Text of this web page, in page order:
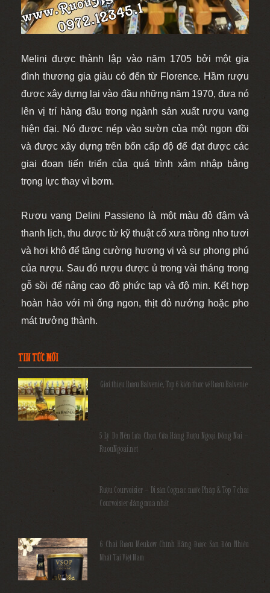
Melini được thành lập vào năm 1705 bởi một gia
đình thương gia giàu có đến từ Florence. Hầm rượu
được xây dựng lại vào đầu những năm 1970, đưa nó
lên vị trí hàng đầu trong ngành sản xuất rượu vang
hiện đại. Nó được nép vào sườn của một ngọn đồi
và được xây dựng trên bốn cấp độ để đạt được các
giai đoạn tiến triển của quá trình xâm nhập bằng
trọng lực thay vì bơm.
Rượu vang Delini Passieno là một màu đỏ đậm và
thanh lịch, thu được từ kỹ thuật cổ xưa trồng nho tươi
và hơi khô để tăng cường hương vị và sự phong phú
của rượu. Sau đó rượu được ủ trong vài tháng trong
gỗ sồi để nâng cao độ phức tạp và độ mịn. Kết hợp
hoàn hảo với mì ống ngon, thịt đỏ nướng hoặc pho
mát trưởng thành.
TIN TỨC MỚI
Giới thiệu Rượu Balvenie, Top 6 kiến thức về Rượu Balvenie
5 Lý Do Nên Lựa Chọn Cửa Hàng Rượu Ngoại Đồng Nai –
RuouNgoai.net
Rượu Courvoisier – Di sản Cognac nước Pháp & Top 7 chai
Courvoisier đáng mua nhất
6 Chai Rượu Meukow Chính Hãng Được Săn Đón Nhiều
Nhất Tại Việt Nam